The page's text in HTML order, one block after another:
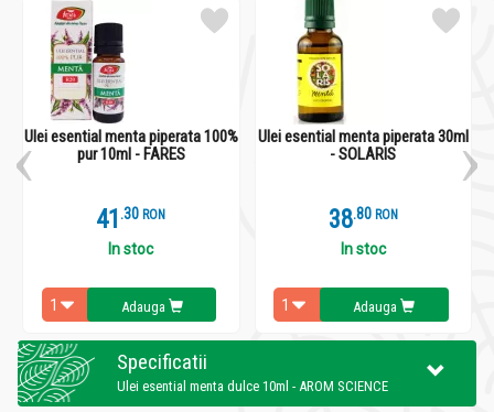
Ulei esential menta piperata 100%
pur 10ml - FARES
41 .3 RON
In stoc
Adauga
Ulei esential menta piperata 30ml
- SOLARIS
38.8 RON
In stoc
Adauga
Specificatii
Ulei esential menta dulce 10ml - AROM SCIENCE